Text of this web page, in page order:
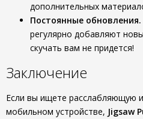
дополнительных
Постоянные обновления.
регулярно добавляют
скучать вам не придется!
Заключение
Если вы ищете расслабляющую
мобильном устройстве, Jigsaw